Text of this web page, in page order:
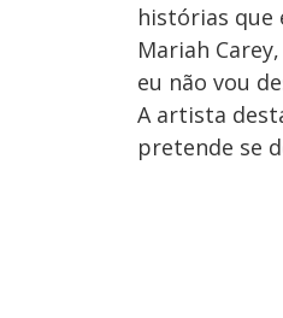
histórias que
Mariah
eu não vou
A artista
pretende se